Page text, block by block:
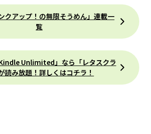
クアップ！の無限そうめん」連載一
覧
Unlimited」なら「レタスクラ
読み放題！詳しくはコチラ！